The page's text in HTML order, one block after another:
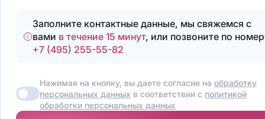
Заполните контактные данные, мы свяжемся с
вами в течение 15 минут, или позвоните по
+7 (495) 255-55-82
Нажимая на кнопку, вы даете согласие наобработку
персональных данных в соответствии с политикой
обработки персональных данных